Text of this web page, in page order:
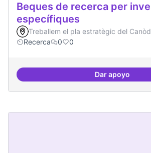
Beques de recerca per
específiques
Treballem el pla estratègic del
Recerca
0 0
Dar apoyoBeques de